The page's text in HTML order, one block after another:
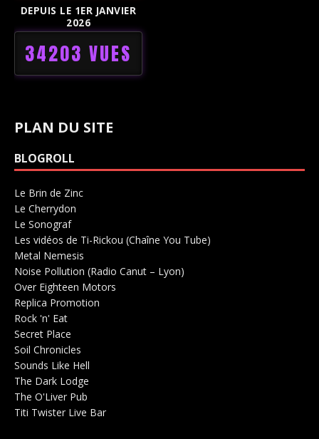
DEPUIS LE 1ER JANVIER
2026
34203 VUES
PLAN DU SITE
BLOGROLL
Le Brin de Zinc
Le Cherrydon
Le SonografSalle de concerts 0
Les vidéos de Ti-Rickou (Chaîne You Tube)
Metal Nemesis
Noise Pollution (Radio Canut – Lyon)
Over Eighteen Motors
Replica Promotion
Rock 'n' Eat
Secret Place
Soil Chronicles
Sounds Like Hell
The Dark Lodge
The O'Liver Pub
Titi Twister Live Bar